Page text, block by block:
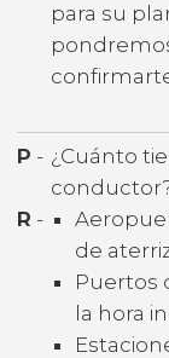
para su
P - ¿Cuánto
R -
de
Puertos
la hora